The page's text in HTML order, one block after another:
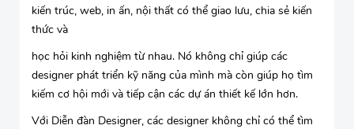
kiến trúc, web, in ấn, nội thất có thể giao lưu, chia sẻ kiến
thức và
học hỏi kinh nghiệm từ nhau. Nó không chỉ giúp các
designer phát triển kỹ năng của mình mà còn giúp họ tìm
kiếm cơ hội mới và tiếp cận các dự án thiết kế lớn hơn.
Với Diễn đàn Designer, các designer không chỉ có thể tìm